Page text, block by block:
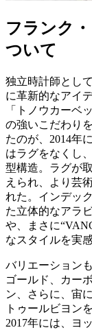
フランク
ついて
独立時計師とし
に革新的なアイ
「トノウカーベ
の強いこだわり
たのが、2014年
はラグをなくし
型構造。ラグが
えられ、より芸
れた。インデッ
た立体的なアラ
や、まさに
なスタイルを実
バリエーション
ゴールド、カー
ン、さらに、宙
トゥールビヨン
2017年には、ヨ